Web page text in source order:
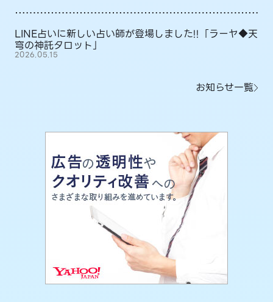
LINE占いに新しい占い師が登場しました!!「ラーヤ◆天
穹の神託タロット」
2026.05.15
お知らせ一覧